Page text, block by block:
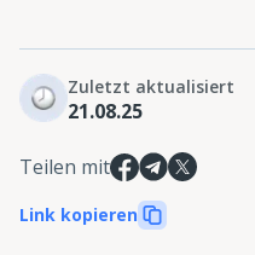
Zuletzt aktualisiert
21.08.25
Teilen mit
Link kopieren